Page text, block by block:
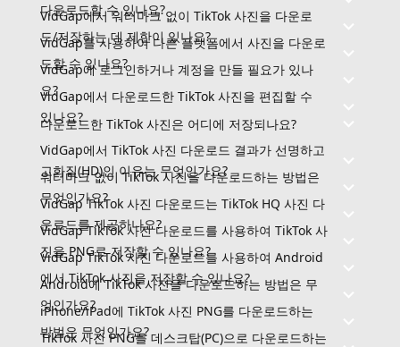
다운로드할 수 있나요?
VidGap에서 워터마크 없이 TikTok 사진을 다운로
드/저장하는 데 제한이 있나요?
VidGap를 사용하여 다른 플랫폼에서 사진을 다운로
드할 수 있나요?
VidGap에 로그인하거나 계정을 만들 필요가 있나
요?
VidGap에서 다운로드한 TikTok 사진을 편집할 수
있나요?
다운로드한 TikTok 사진은 어디에 저장되나요?
VidGap에서 TikTok 사진 다운로드 결과가 선명하고
고화질(HD)인 이유는 무엇인가요?
워터마크 없이 TikTok 사진을 다운로드하는 방법은
무엇인가요?
VidGap TikTok 사진 다운로드는 TikTok HQ 사진 다
운로드를 제공하나요?
VidGap TikTok 사진 다운로드를 사용하여 TikTok 사
진을 PNG로 저장할 수 있나요?
VidGap TikTok 사진 다운로드를 사용하여 Android
에서 TikTok 사진을 저장할 수 있나요?
Android에 TikTok 사진을 다운로드하는 방법은 무
엇인가요?
iPhone/iPad에 TikTok 사진 PNG를 다운로드하는
방법은 무엇인가요?
TikTok 사진 PNG를 데스크탑(PC)으로 다운로드하는